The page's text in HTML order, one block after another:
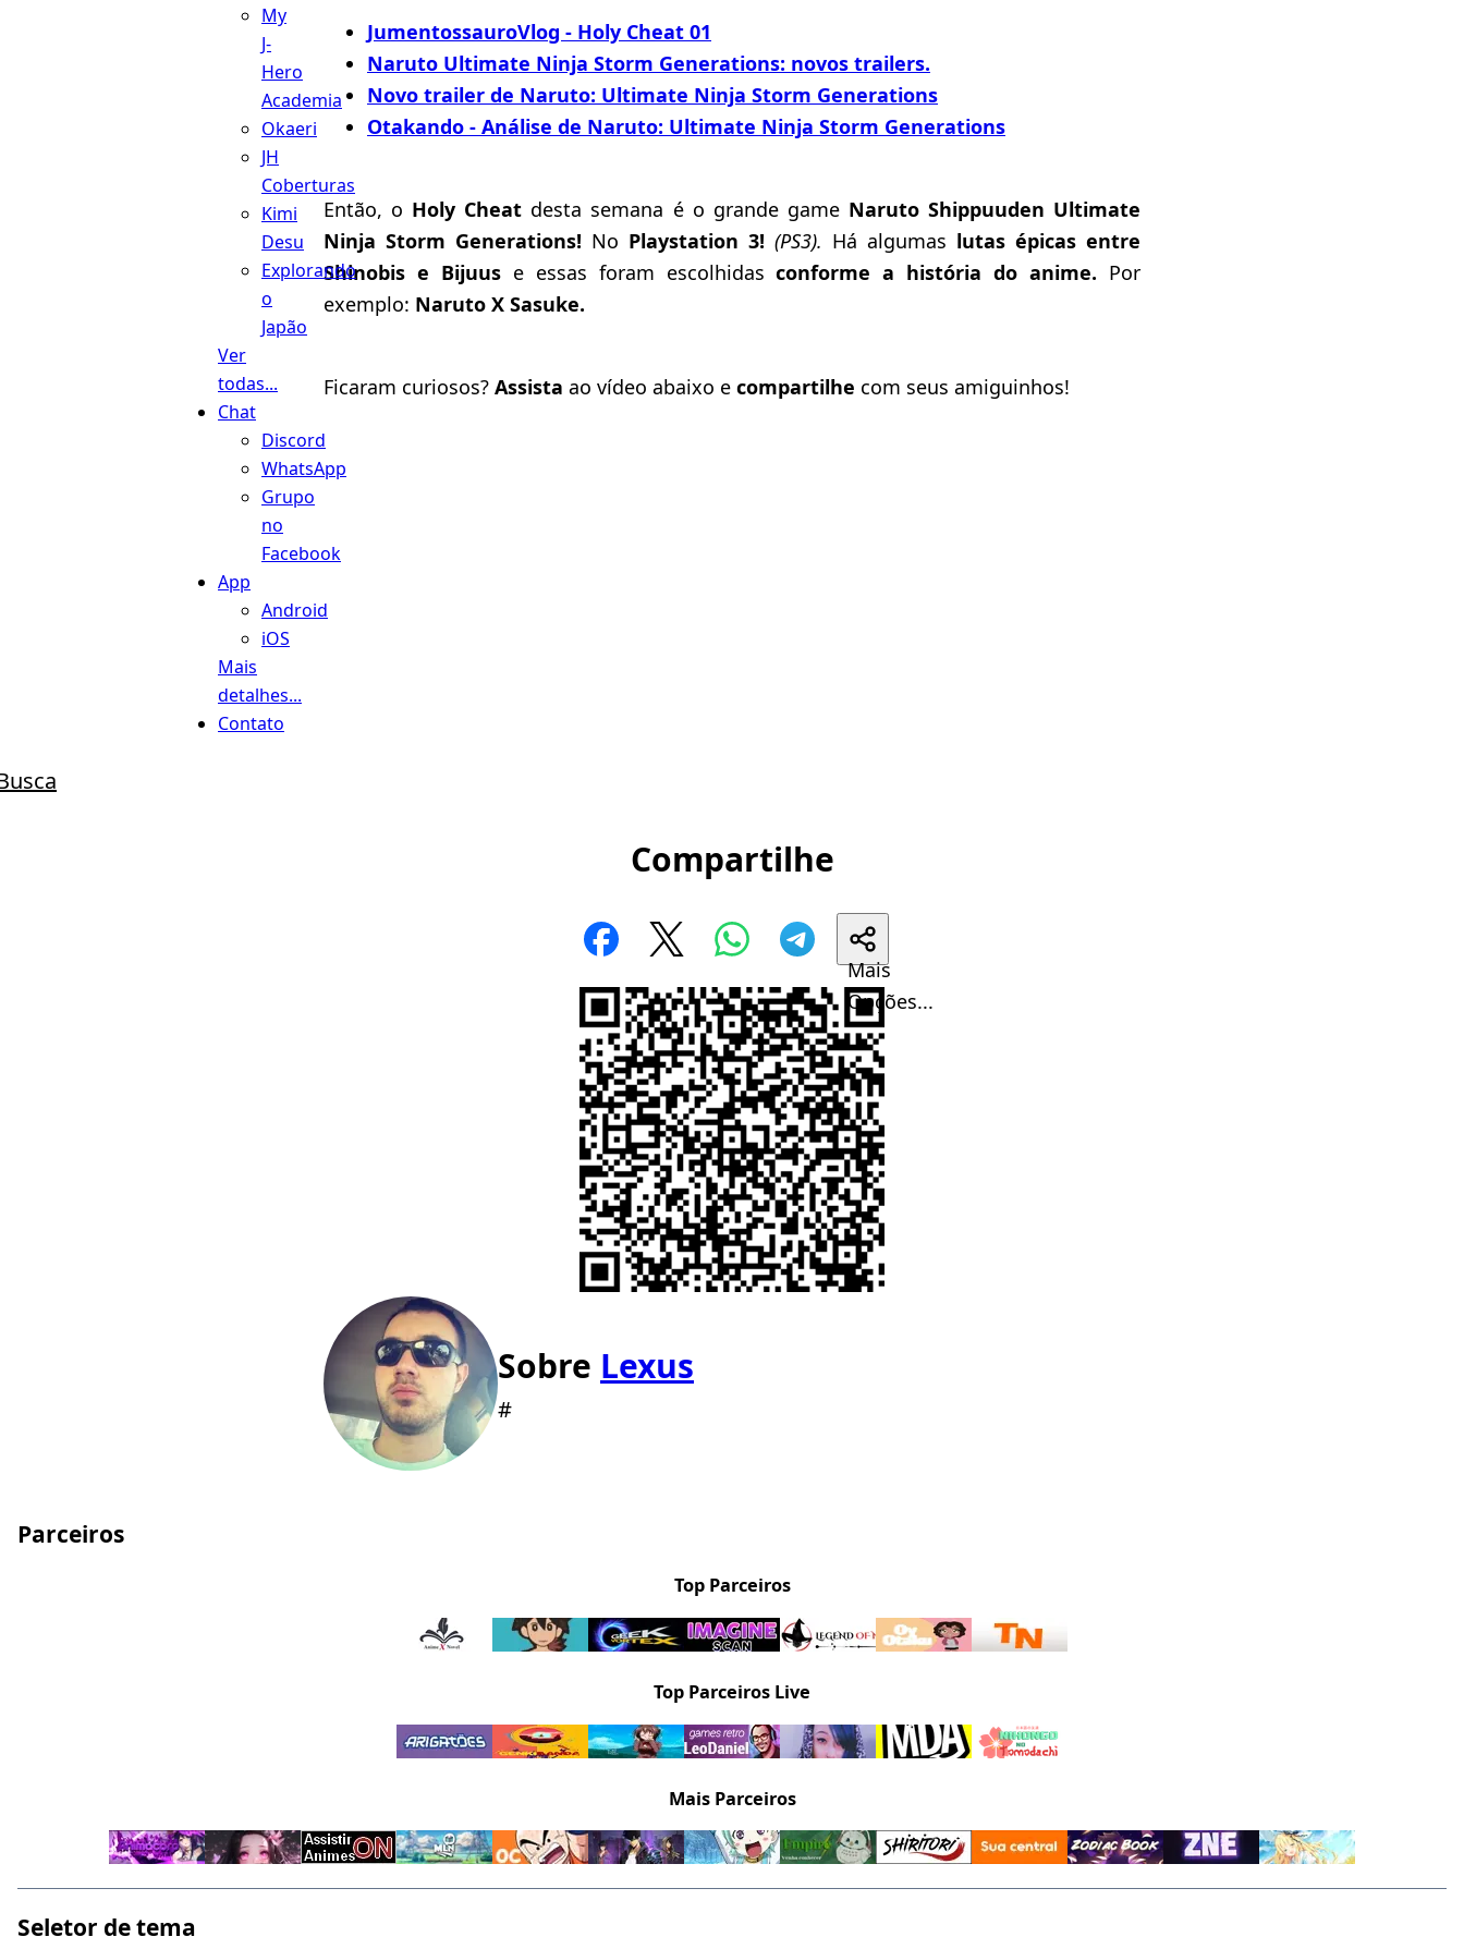
My
J-
Hero
Academia
Okaeri
JH
Coberturas
Kimi
Desu
Explorando
o
Japão
Ver
todas...
Chat
Discord
WhatsApp
Grupo
no
Facebook
App
Android
iOS
Mais
detalhes...
Contato
JumentossauroVlog - Holy Cheat 01
Naruto Ultimate Ninja Storm Generations: novos trailers.
Novo trailer de Naruto: Ultimate Ninja Storm Generations
Otakando - Análise de Naruto: Ultimate Ninja Storm Generations
Então, o Holy Cheat desta semana é o grande game Naruto Shippuuden Ultimate
Ninja Storm Generations! No Playstation 3! (PS3). Há algumas lutas épicas entre
Shinobis e Bijuus e essas foram escolhidasconforme a história do anime. Por
exemplo: Naruto X Sasuke.
Ficaram curiosos? Assista ao vídeo abaixo e compartilhe com seus amiguinhos!
Compartilhe
Mais
Opções...
Sobre Lexus
#
Parceiros
Top Parceiros
Top Parceiros Live
Mais Parceiros
Seletor de tema